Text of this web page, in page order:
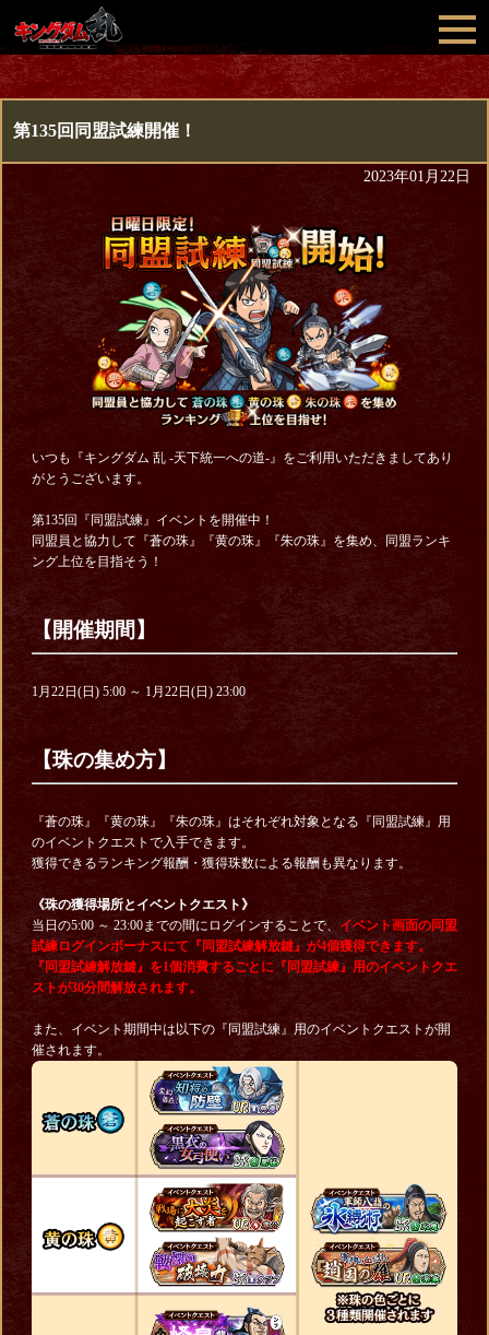
第135回同盟試練開催！
2023年01月22日
いつも『キングダム 乱 -天下統一への道-』をご利用いただきましてあり
がとうございます。
第135回『同盟試練』イベントを開催中！
同盟員と協力して『蒼の珠』『黄の珠』『朱の珠』を集め、同盟ランキ
ング上位を目指そう！
【開催期間】
1月22日(日) 5:00 ～ 1月22日(日) 23:00
【珠の集め方】
『蒼の珠』『黄の珠』『朱の珠』はそれぞれ対象となる『同盟試練』用
のイベントクエストで入手できます。
獲得できるランキング報酬・獲得珠数による報酬も異なります。
《珠の獲得場所とイベントクエスト》
当日の5:00 ～ 23:00までの間にログインすることで、 イベント画面の同盟
試練ログインボーナスにて『同盟試練解放鍵』が4個獲得できます。
『同盟試練解放鍵』を1個消費するごとに『同盟試練』用のイベントクエ
ストが30分間解放されます。
また、イベント期間中は以下の『同盟試練』用のイベントクエストが開
催されます。